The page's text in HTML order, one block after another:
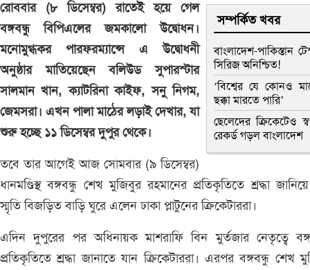
সম্পর্কিত খবর
বাংলাদেশ-পাকিস্তান
সিরিজ অনিশ্চিত!
‘বিশ্বের যে কোনও
ছক্কা মারতে পারি’
ছেলেদের ক্রিকেটেও
রেকর্ড গড়ল বাংলাদেশ
রোববার (৮ ডিসেম্বর) রাতেই হয়ে গেল
বঙ্গবন্ধু বিপিএলের জমকালো উদ্বোধন।
মনোমুগ্ধকর পারফরম্যান্সে এ উদ্বোধনী
অনুষ্ঠার মাতিয়েছেন বলিউড সুপারস্টার
সালমান খান, ক্যাটরিনা কাইফ, সনু নিগম,
জেমসরা। এখন পালা মাঠের লড়াই দেখার, যা
শুরু হচ্ছে ১১ ডিসেম্বর দুপুর থেকে।
তবে তার আগেই আজ সোমবার (৯ ডিসেম্বর)
ধানমণ্ডিস্থ বঙ্গবন্ধু শেখ মুজিবুর রহমানের প্রতিকৃতিতে শ্রদ্ধা
স্মৃতি বিজড়িত বাড়ি ঘুরে এলেন ঢাকা প্লাটুনের ক্রিকেটাররা।
এদিন দুপুরের পর অধিনায়ক মাশরাফি বিন মুর্তজার নেতৃত্বে
প্রতিকৃতিতে শ্রদ্ধা জানাতে যান ক্রিকেটাররা। এরপর বঙ্গবন্ধু শেখ